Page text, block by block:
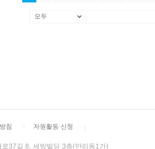
침 자원활동 신청
37길 8, 세방빌딩 3층(만리동1가)